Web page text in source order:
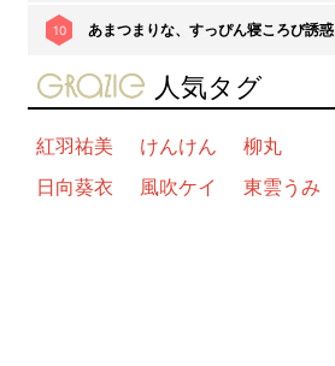
10 あまつまりな、すっぴん寝ころび誘惑
gravure-grazie
人気タグ
紅羽祐美 けんけん
柳丸
日向葵衣
風吹ケイ 東雲うみ